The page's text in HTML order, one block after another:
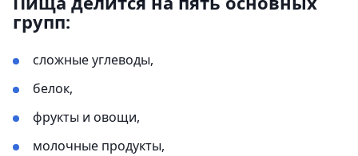
групп:
сложные углеводы,
белок,
фрукты и овощи,
молочные продукты,